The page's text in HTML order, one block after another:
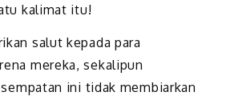
kalimat itu!
salut kepada para
mereka, sekalipun
ini tidak membiarkan